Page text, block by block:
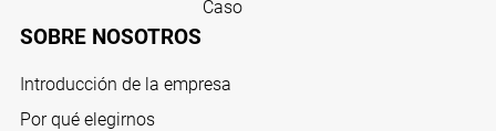
Caso
SOBRE NOSOTROS
Introducción de la empresa
Por qué elegirnos